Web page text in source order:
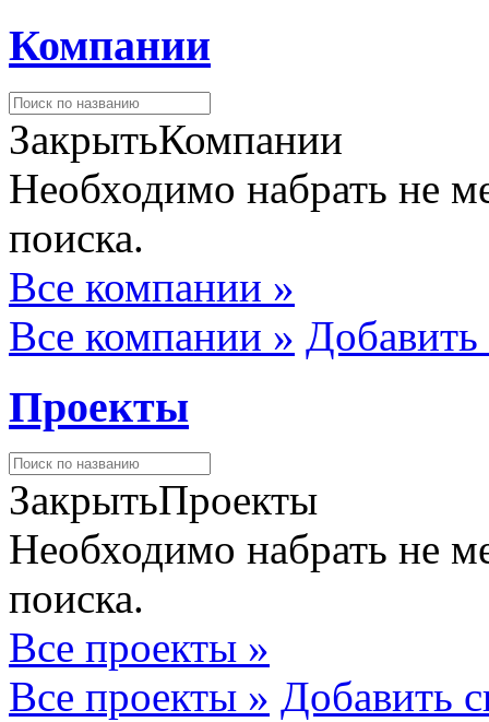
Компании
ЗакрытьКомпании
Необходимо набрать не
поиска.
Все компании »
Все компании »
Проекты
ЗакрытьПроекты
Необходимо набрать не
поиска.
Все проекты »
Все проекты » Добавить